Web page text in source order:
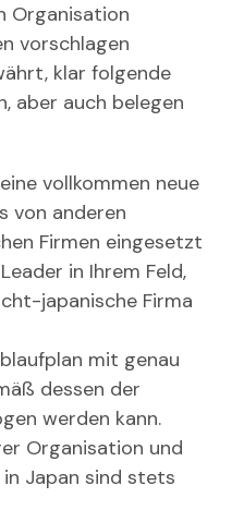
Organisation
vorschlagen
klar folgende
aber auch belegen
vollkommen neue
von anderen
Firmen eingesetzt
in Ihrem Feld,
japanische Firma
mit genau
dessen der
werden kann.
Organisation und
Japan sind stets